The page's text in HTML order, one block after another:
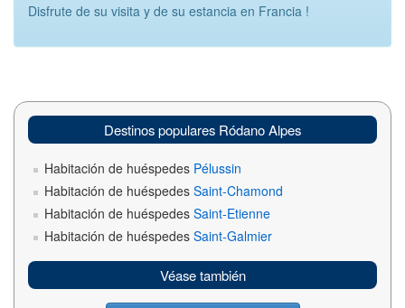
Disfrute de su visita y de su estancia en Francia !
Destinos populares Ródano Alpes
Habitación de huéspedes Pélussin
Habitación de huéspedes Saint-Chamond
Habitación de huéspedes Saint-Etienne
Habitación de huéspedes Saint-Galmier
Véase también